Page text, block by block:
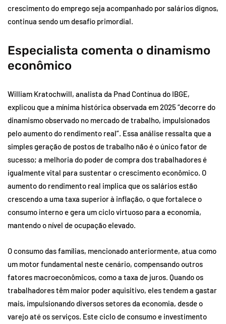
crescimento do emprego seja acompanhado por salários dignos,
continua sendo um desafio primordial.
Especialista comenta o dinamismo
econômico
William Kratochwill, analista da Pnad Contínua do IBGE,
explicou que a mínima histórica observada em 2025 “decorre do
dinamismo observado no mercado de trabalho, impulsionados
pelo aumento do rendimento real”. Essa análise ressalta que a
simples geração de postos de trabalho não é o único fator de
sucesso; a melhoria do poder de compra dos trabalhadores é
igualmente vital para sustentar o crescimento econômico. O
aumento do rendimento real implica que os salários estão
crescendo a uma taxa superior à inflação, o que fortalece o
consumo interno e gera um ciclo virtuoso para a economia,
mantendo o nível de ocupação elevado.
O consumo das famílias, mencionado anteriormente, atua como
um motor fundamental neste cenário, compensando outros
fatores macroeconômicos, como a taxa de juros. Quando os
trabalhadores têm maior poder aquisitivo, eles tendem a gastar
mais, impulsionando diversos setores da economia, desde o
varejo até os serviços. Este ciclo de consumo e investimento